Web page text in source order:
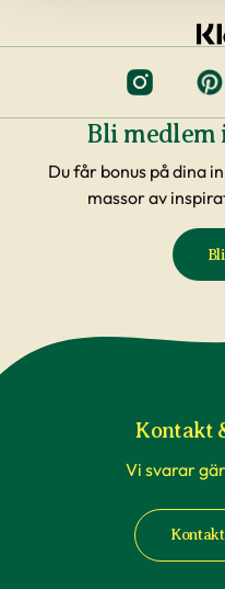
Bli
Du får bonus på dina
massor av
Kontakt
Vi svarar